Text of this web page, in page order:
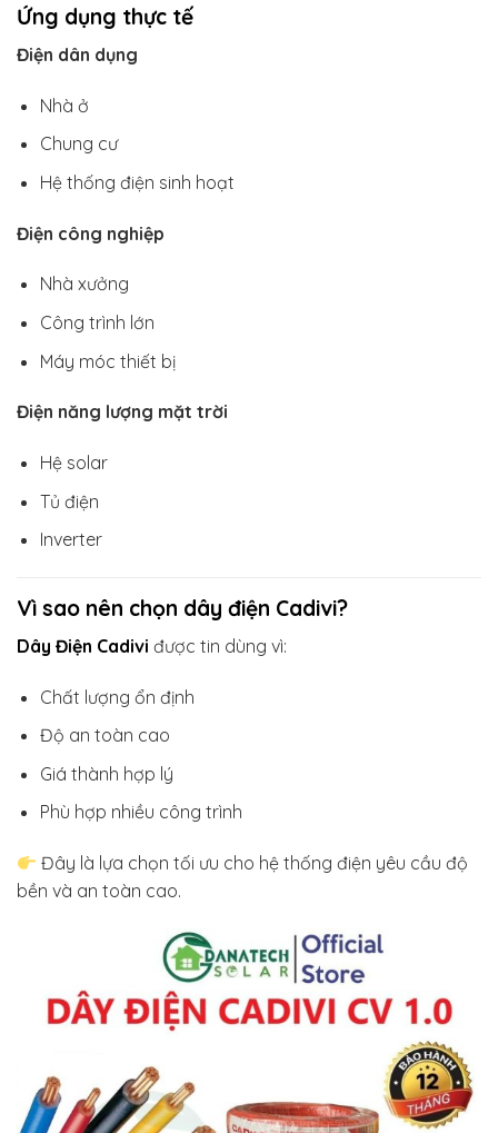
Ứng dụng thực tế
Điện dân dụng
Nhà ở
Chung cư
Hệ thống điện sinh hoạt
Điện công nghiệp
Nhà xưởng
Công trình lớn
Máy móc thiết bị
Điện năng lượng mặt trời
Hệ solar
Tủ điện
Inverter
Vì sao nên chọn dây điện Cadivi?
Dây Điện Cadivi được tin dùng vì:
Chất lượng ổn định
Độ an toàn cao
Giá thành hợp lý
Phù hợp nhiều công trình
Đây là lựa chọn tối ưu cho hệ thống điện yêu cầu độ
bền và an toàn cao.